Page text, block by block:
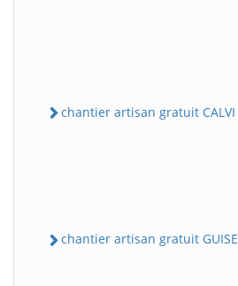
chantier artisan gratuit CALVI
chantier artisan gratuit GUISE